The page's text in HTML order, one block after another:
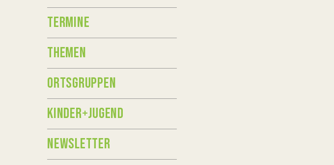
TERMINE
THEMEN
ORTSGRUPPEN
KINDER+JUGEND
NEWSLETTER